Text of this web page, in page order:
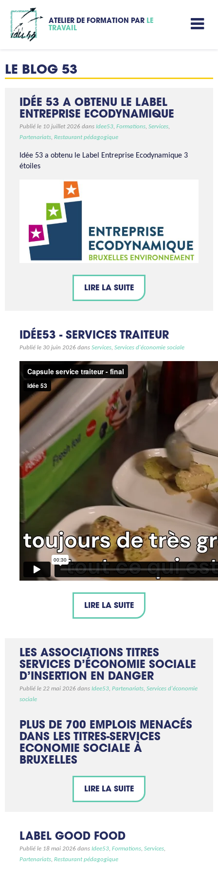
ATELIER DE FORMATION PAR LE
TRAVAIL
LE BLOG 53
IDÉE 53 A OBTENU LE LABEL
ENTREPRISE ECODYNAMIQUE
Publié le 10 juillet 2026 dans Idee53, Formations, Services,
Partenariats, Restaurant pédagogique
Idée 53 a obtenu le Label Entreprise Ecodynamique 3
étoiles
LIRE LA SUITE
IDÉE53 - SERVICES TRAITEUR
Publié le 30 juin 2026 dans Services, Services d'économie sociale
LIRE LA SUITE
LES ASSOCIATIONS TITRES
SERVICES D’ÉCONOMIE SOCIALE
D’INSERTION EN DANGER
Publié le 22 mai 2026 dans Idee53, Partenariats, Services d'économie
sociale
PLUS DE 700 EMPLOIS MENACÉS
DANS LES TITRES-SERVICES
ECONOMIE SOCIALE À
BRUXELLES
LIRE LA SUITE
LABEL GOOD FOOD
Publié le 18 mai 2026 dans Idee53, Formations, Services,
Partenariats, Restaurant pédagogique